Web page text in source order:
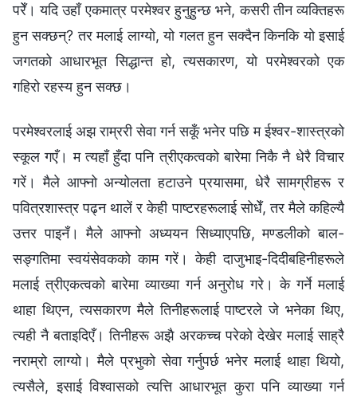
परेँ। यदि उहाँ एकमात्र परमेश्‍वर हुनुहुन्छ भने, कसरी तीन व्यक्तिहरू
हुन सक्छन्? तर मलाई लाग्यो, यो गलत हुन सक्दैन किनकि यो इसाई
जगतको आधारभूत सिद्धान्त हो, त्यसकारण, यो परमेश्‍वरको एक
गहिरो रहस्य हुन सक्छ।
परमेश्‍वरलाई अझ राम्ररी सेवा गर्न सकूँ भनेर पछि म ईश्‍वर-शास्‍त्रको
स्कूल गएँ। म त्यहाँ हुँदा पनि त्रीएकत्वको बारेमा निकै नै धेरै विचार
गरें। मैले आफ्नो अन्योलता हटाउने प्रयासमा, धेरै सामग्रीहरू र
पवित्रशास्त्र पढ्न थालें र केही पाष्टरहरूलाई सोधेँ, तर मैले कहिल्यै
उत्तर पाइनँ। मैले आफ्नो अध्ययन सिध्याएपछि, मण्डलीको बाल-
सङ्गतिमा स्वयंसेवकको काम गरें। केही दाजुभाइ-दिदीबहिनीहरूले
मलाई त्रीएकत्वको बारेमा व्याख्या गर्न अनुरोध गरे। के गर्ने मलाई
थाहा थिएन, त्यसकारण मैले तिनीहरूलाई पाष्टरले जे भनेका थिए,
त्यही नै बताइदिएँ। तिनीहरू अझै अरकच्च परेको देखेर मलाई साह्रै
नराम्रो लाग्यो। मैले प्रभुको सेवा गर्नुपर्छ भनेर मलाई थाहा थियो,
त्यसैले, इसाई विश्‍वासको त्यत्ति आधारभूत कुरा पनि व्याख्या गर्न